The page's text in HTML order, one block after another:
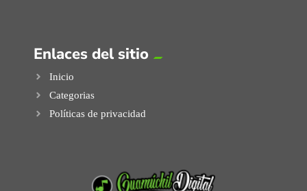
Enlaces del sitio
Inicio
Categorias
Políticas de privacidad